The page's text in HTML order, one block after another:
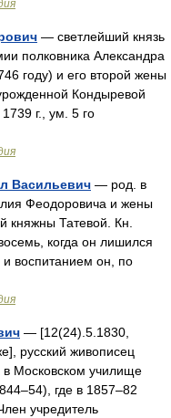
— светлейший князь
полковника Александра
году) и его второй жены
Кондыревой
г., ум. 5 го
Васильевич — род. в
Феодоровича и жены
княжны Татевой. Кн.
когда он лишился
воспитанием он, по
— [12(24).5.1830,
русский живописец
в Московском училище
где в 1857‒82
учредитель